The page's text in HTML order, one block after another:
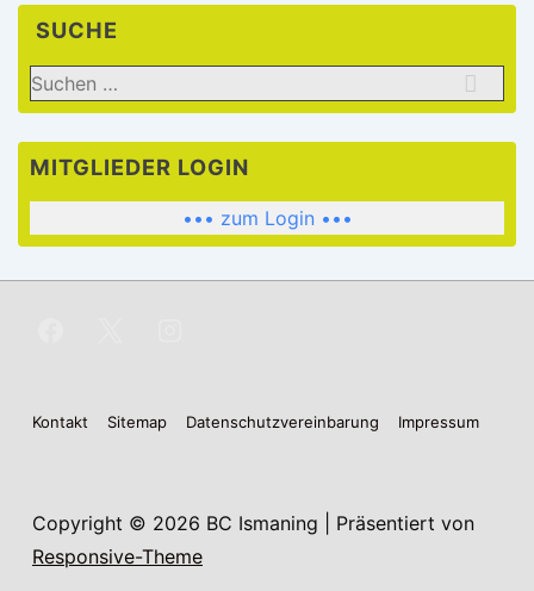
SUCHE
Suchen
nach:
MITGLIEDER LOGIN
••• zum Login •••
Footer-
Kontakt Sitemap Datenschutzvereinbarung Impressum
Copyright © 2026 BC Ismaning
| Präsentiert von
Responsive-Theme